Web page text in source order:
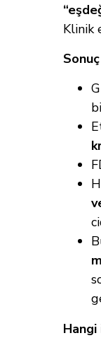
Klinik
Sonuç
Hangi